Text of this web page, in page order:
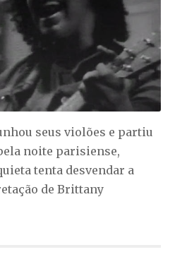
seus violões e partiu
noite parisiense,
tenta desvendar a
de Brittany